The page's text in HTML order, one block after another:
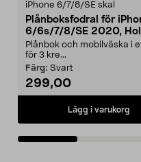
iPhone 6/7/8/SE skal
Plånboksfodral för
6/6s/7/8/SE 2020,
Plånbok och mobilväska i
för 3 kre...
Färg: Svart
299,00
Lägg i varukorg